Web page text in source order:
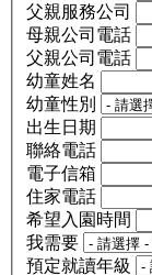
父親服務公司
母親公司電話
父親公司電話
幼童姓名
幼童性別
出生日期
聯絡電話
電子信箱
住家電話
希望入園時間
我需要
預定就讀年級